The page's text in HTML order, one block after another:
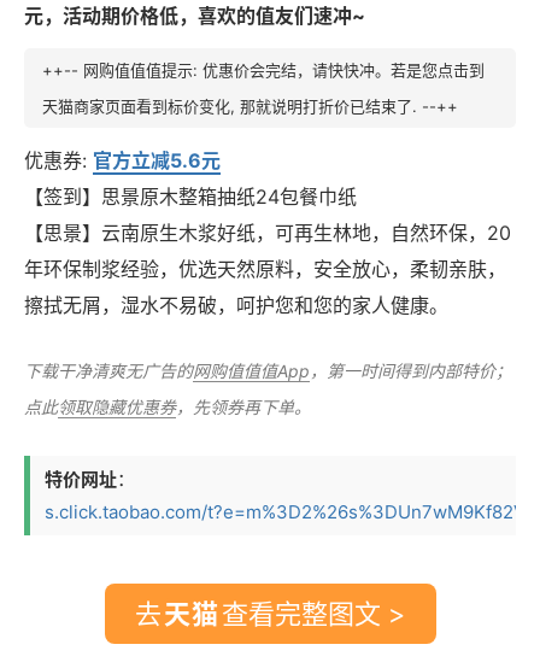
元，活动期价格低，喜欢的值友们速冲~
++-- 网购值值值提示: 优惠价会完结，请快快冲。若是您点击到
天猫商家页面看到标价变化, 那就说明打折价已结束了. --++
优惠券: 官方立减5.6元
【签到】思景原木整箱抽纸24包餐巾纸
【思景】云南原生木浆好纸，可再生林地，自然环保，20
年环保制浆经验，优选天然原料，安全放心，柔韧亲肤，
擦拭无屑，湿水不易破，呵护您和您的家人健康。
下载干净清爽无广告的网购值值值App ，第一时间得到内部特价；
点此领取隐藏优惠券，先领券再下单。
特价网址：
s.click.taobao.com/
去 查看完整图文 >